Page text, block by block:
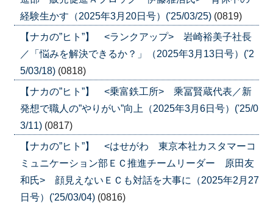
経験生かす（2025年3月20日号）('25/03/25) (0819)
【ナカの”ヒト”】 <ランクアップ> 岩崎裕美子社長
／「悩みを解決できるか？」（2025年3月13日号）('2
5/03/18) (0818)
【ナカの”ヒト”】 <乗富鉄工所> 乘冨賢蔵代表／新
発想で職人の”やりがい”向上（2025年3月6日号）('25/0
3/11) (0817)
【ナカの”ヒト”】 <はせがわ 東京本社カスタマーコ
ミュニケーション部ＥＣ推進チームリーダー 原田友
和氏> 顔見えないＥＣも対話を大事に（2025年2月27
日号）('25/03/04) (0816)